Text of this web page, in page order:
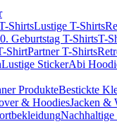
ShirtsLustige T-Shirts
Geburtstag T-ShirtsT-
ShirtPartner T-Shirts
Lustige StickerAbi
ProdukteBestickte
& HoodiesJacken &